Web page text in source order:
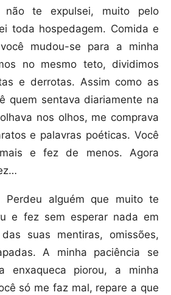
não te expulsei, muito pelo
toda hospedagem. Comida e
mudou-se para a minha
no mesmo teto, dividimos
e derrotas. Assim como as
quem sentava diariamente na
nos olhos, me comprava
e palavras poéticas. Você
e fez de menos. Agora
Perdeu alguém que muito te
e fez sem esperar nada em
suas mentiras, omissões,
A minha paciência se
enxaqueca piorou, a minha
só me faz mal, repare a que